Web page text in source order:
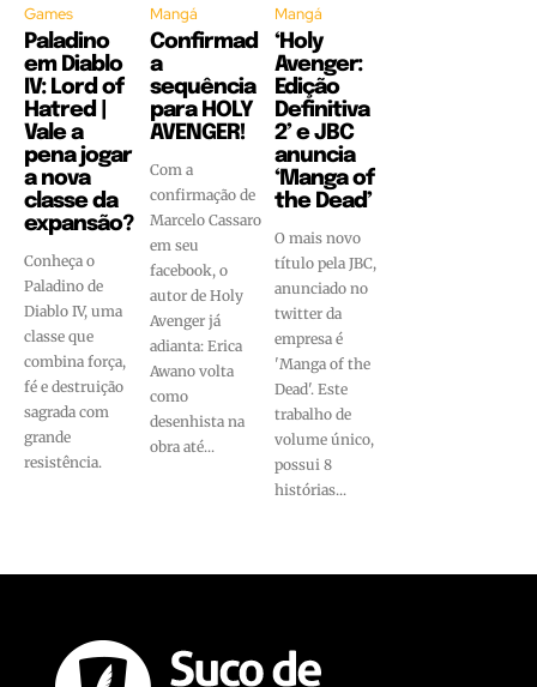
Games
Paladino
em Diablo
IV: Lord of
Hatred |
Vale a
pena jogar
a nova
classe da
expansão?
Conheça o
Paladino de
Diablo IV, uma
classe que
combina força,
fé e destruição
sagrada com
grande
resistência.
Mangá
Confirmad
a
sequência
para HOLY
AVENGER!
Com a
confirmação de
Marcelo Cassaro
em seu
facebook, o
autor de Holy
Avenger já
adianta: Erica
Awano volta
como
desenhista na
obra até...
Mangá
‘Holy
Avenger:
Edição
Definitiva
2’ e JBC
anuncia
‘Manga of
the Dead’
O mais novo
título pela JBC,
anunciado no
twitter da
empresa é
'Manga of the
Dead'. Este
trabalho de
volume único,
possui 8
histórias...